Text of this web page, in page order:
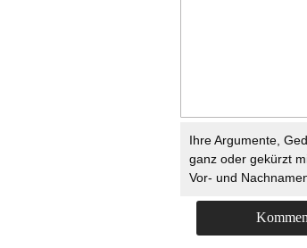
Ihre Argumente,
ganz oder gekürzt
Vor- und